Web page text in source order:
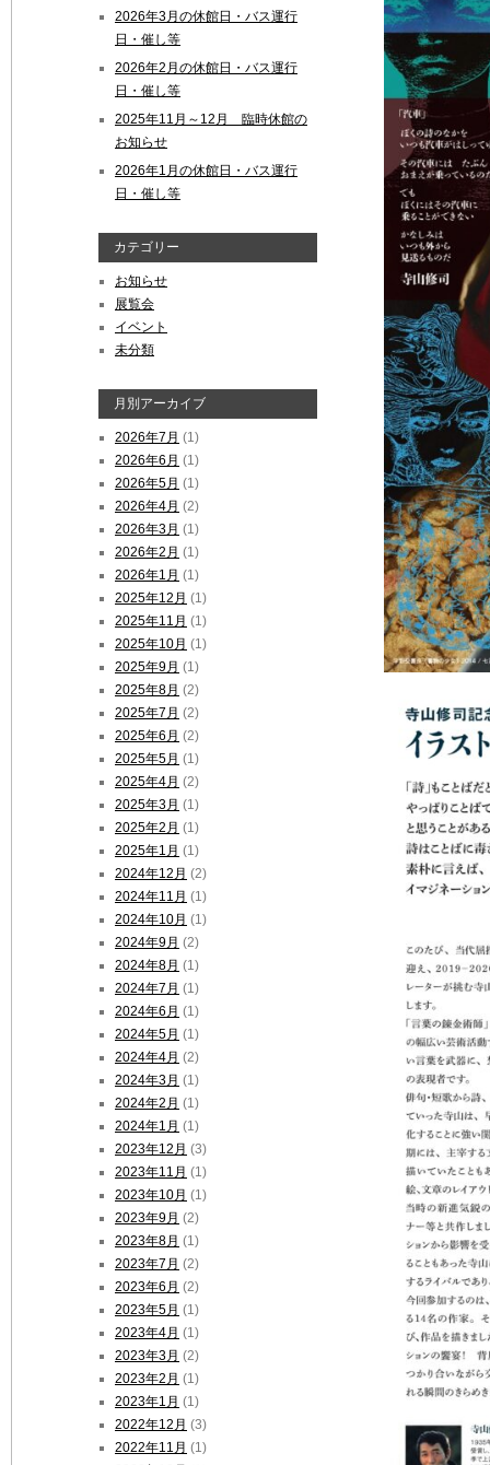
2026年3月の休館日・バス運行
日・催し等
2026年2月の休館日・バス運行
日・催し等
2025年11月～12月 臨時休館の
お知らせ
2026年1月の休館日・バス運行
日・催し等
カテゴリー
お知らせ
展覧会
イベント
未分類
月別アーカイブ
2026年7月 (1)
2026年6月 (1)
2026年5月 (1)
2026年4月 (2)
2026年3月 (1)
2026年2月 (1)
2026年1月 (1)
2025年12月 (1)
2025年11月 (1)
2025年10月 (1)
2025年9月 (1)
2025年8月 (2)
2025年7月 (2)
2025年6月 (2)
2025年5月 (1)
2025年4月 (2)
2025年3月 (1)
2025年2月 (1)
2025年1月 (1)
2024年12月 (2)
2024年11月 (1)
2024年10月 (1)
2024年9月 (2)
2024年8月 (1)
2024年7月 (1)
2024年6月 (1)
2024年5月 (1)
2024年4月 (2)
2024年3月 (1)
2024年2月 (1)
2024年1月 (1)
2023年12月 (3)
2023年11月 (1)
2023年10月 (1)
2023年9月 (2)
2023年8月 (1)
2023年7月 (2)
2023年6月 (2)
2023年5月 (1)
2023年4月 (1)
2023年3月 (2)
2023年2月 (1)
2023年1月 (1)
2022年12月 (3)
2022年11月 (1)